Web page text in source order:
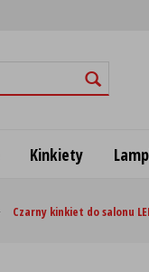
Kinkiety
Czarny kinkiet do salonu